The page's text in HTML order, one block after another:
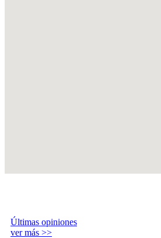
Últimas opiniones
ver más >>